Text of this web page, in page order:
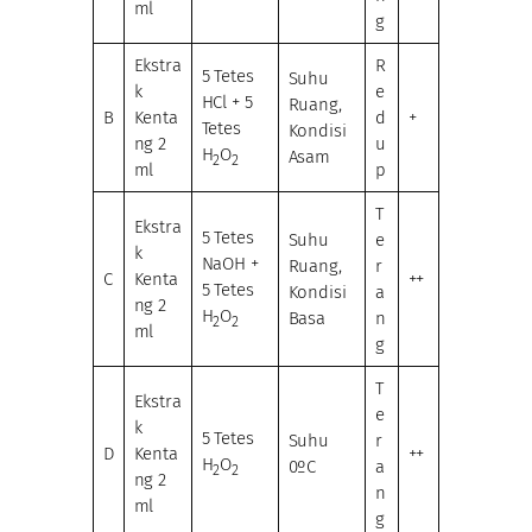
ml
g
B
Ekstra
k
Kenta
ng 2
ml
5 Tetes
HCl + 5
Tetes
H2O2
Suhu
Ruang,
Kondisi
Asam
R
e
d
u
p
+
C
Ekstra
k
Kenta
ng 2
ml
5 Tetes
NaOH +
5 Tetes
H2O2
Suhu
Ruang,
Kondisi
Basa
T
e
r
a
n
g
++
D
Ekstra
k
Kenta
ng 2
ml
5 Tetes
H2O2
Suhu
0ºC
T
e
r
a
n
g
++